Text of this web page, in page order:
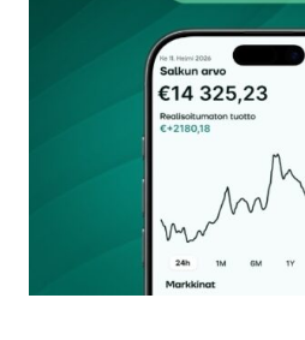
Kommentti*
Nimesi tai nimimerkkisi
Sähköpostiosoitteesi